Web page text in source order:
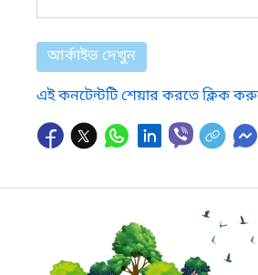
আর্কাইভ দেখুন
এই কনটেন্টটি শেয়ার করতে ক্লিক